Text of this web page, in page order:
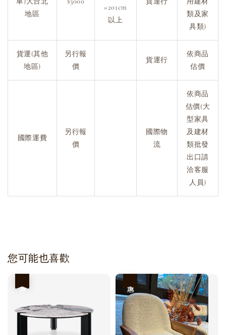
地區
=201cm
以上
類及家
具類)
貨運(其他
地區)
另行報
價
貨運行
依商品
估價
國際運費
另行報
價
國際物
流
依商品
估價(大
型家具
及建材
類批發
出口請
洽客服
人員)
您可能也喜歡